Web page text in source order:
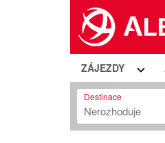
ZÁJEZDY
Destinace
Nerozhoduje